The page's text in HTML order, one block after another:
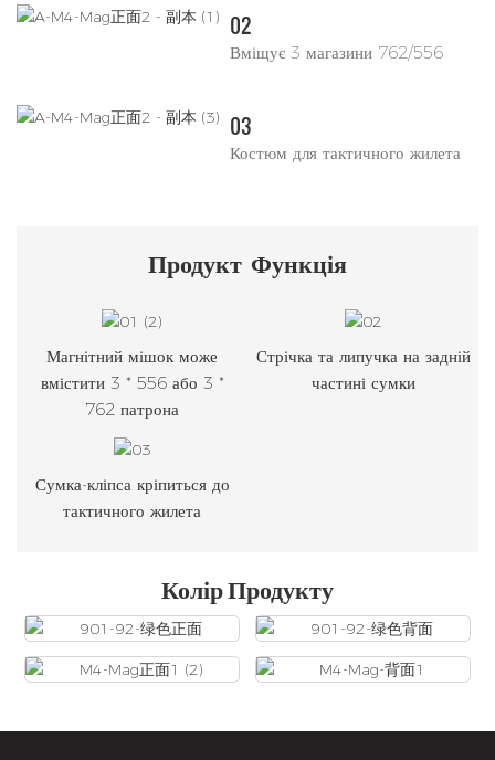
02
Вміщує 3 магазини 762/556
03
Костюм для тактичного жилета
Продукт Функція
Магнітний мішок може
вмістити 3 * 556 або 3 *
762 патрона
Стрічка та липучка на задній
частині сумки
Сумка-кліпса кріпиться до
тактичного жилета
Колір Продукту